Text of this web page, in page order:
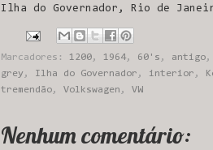
Ilha do Governador, Rio de
Marcadores: 1200, 1964, 60's , antigo,
grey , Ilha do Governador , interior ,
tremendão, Volkswagen , VW
Nenhum comentário: